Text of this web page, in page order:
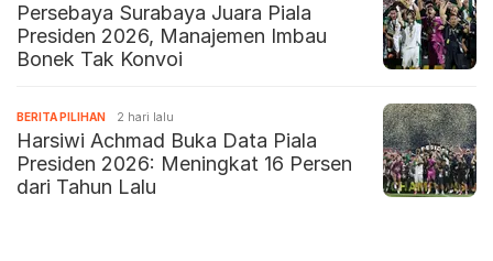
Persebaya Surabaya Juara Piala
Presiden 2026, Manajemen Imbau
Bonek Tak Konvoi
BERITA PILIHAN 2 hari lalu
Harsiwi Achmad Buka Data Piala
Presiden 2026: Meningkat 16 Persen
dari Tahun Lalu